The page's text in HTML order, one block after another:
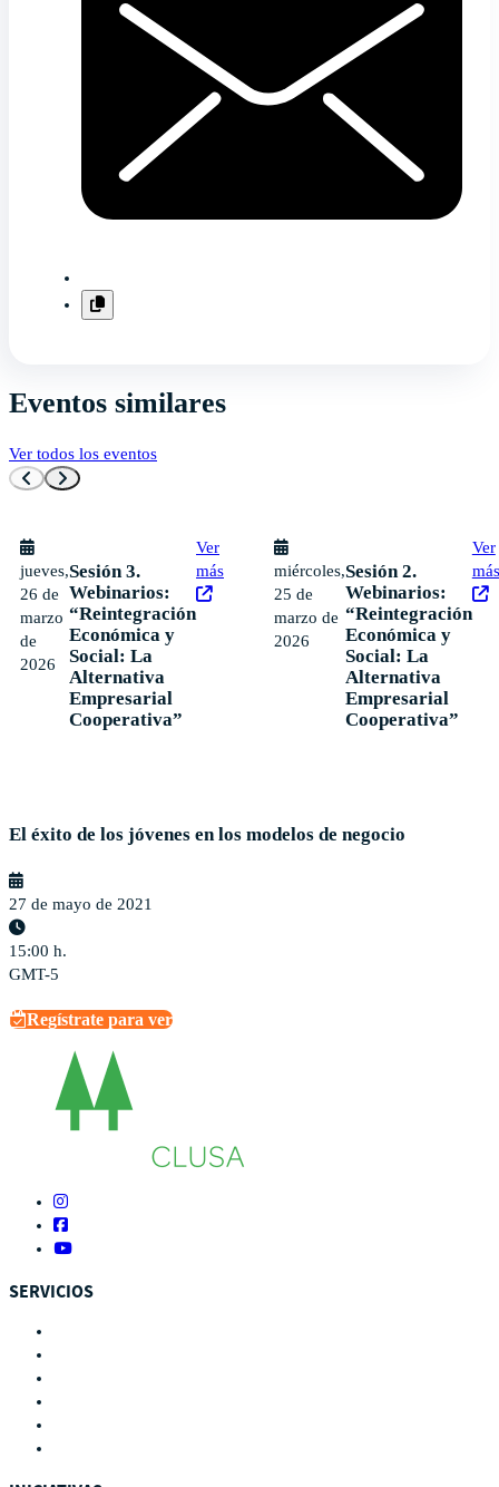
Eventos similares
Ver todos los eventos
jueves,
26 de
marzo
de
2026
Sesión 3.
Webinarios:
“Reintegración
Económica y
Social: La
Alternativa
Empresarial
Cooperativa”
Ver
más
miércoles,
25 de
marzo de
2026
Sesión 2.
Webinarios:
“Reintegración
Económica y
Social: La
Alternativa
Empresarial
Cooperativa”
Ver
más
El éxito de los jóvenes en los modelos de negocio
27 de mayo de 2021
15:00 h.
GMT-5
Regístrate para ver
SERVICIOS